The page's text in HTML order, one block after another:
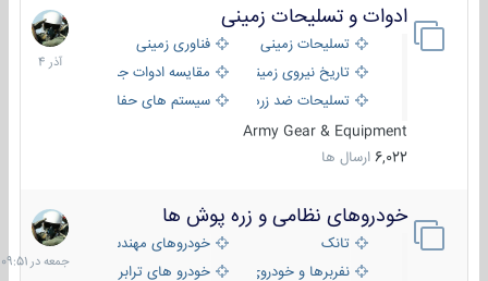
ادوات و تسلیحات زمینی
تسلیحات زمینی
فناوری زمینی
تاریخ نیروی زمینی
مقایسه ادوات جنگی
تسلیحات ضد زره
سیستم های حفاظت فعال
Army Gear & Equipment
6,022 ارسال ها
21
آذر
1404
خودروهای نظامی و زره پوش ها
تانک
خودروهای مهندسی
نفربرها و خودروی های رزمی پیاده نظام
خودرو های ترابری نظامی
جمعه
در
09:51